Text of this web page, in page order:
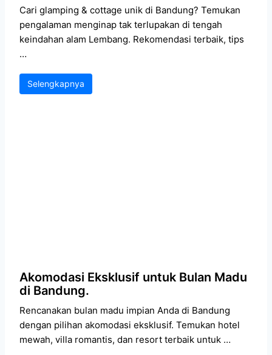
Cari glamping & cottage unik di Bandung? Temukan
pengalaman menginap tak terlupakan di tengah
keindahan alam Lembang. Rekomendasi terbaik, tips
…
Selengkapnya
Akomodasi Eksklusif untuk Bulan Madu
di Bandung.
Rencanakan bulan madu impian Anda di Bandung
dengan pilihan akomodasi eksklusif. Temukan hotel
mewah, villa romantis, dan resort terbaik untuk …